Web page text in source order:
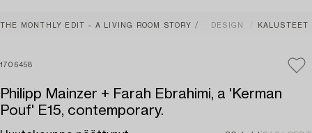
THE MONTHLY EDIT – A LIVING ROOM STORY DESIGN KALUSTEET
1706458
Philipp Mainzer + Farah Ebrahimi, a 'Kerman
Pouf' E15, contemporary.